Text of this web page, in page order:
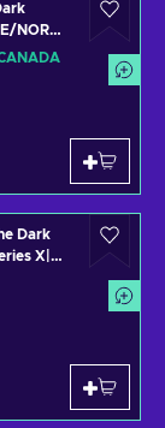
NORTH
Dark
X|S)